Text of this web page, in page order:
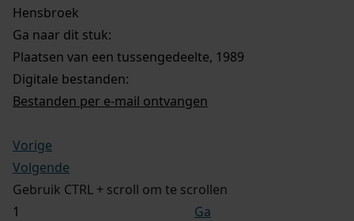
Hensbroek
Ga naar dit stuk:
Plaatsen van een tussengedeelte, 1989
Digitale bestanden:
Bestanden per e-mail ontvangen
Vorige
Volgende
Gebruik CTRL + scroll om te scrollen
Ga